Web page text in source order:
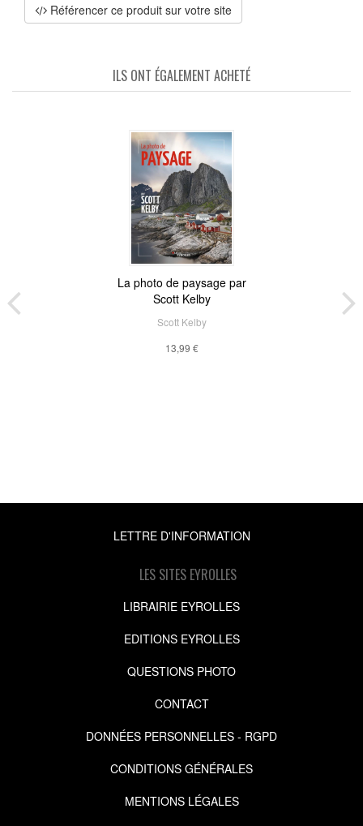
Référencer ce produit sur votre site
ILS ONT ÉGALEMENT ACHETÉ
La photo de paysage par
Scott Kelby
Scott Kelby
13,99 €
LETTRE D'INFORMATION
LES SITES EYROLLES
LIBRAIRIE EYROLLES
EDITIONS EYROLLES
QUESTIONS PHOTO
CONTACT
DONNÉES PERSONNELLES - RGPD
CONDITIONS GÉNÉRALES
MENTIONS LÉGALES